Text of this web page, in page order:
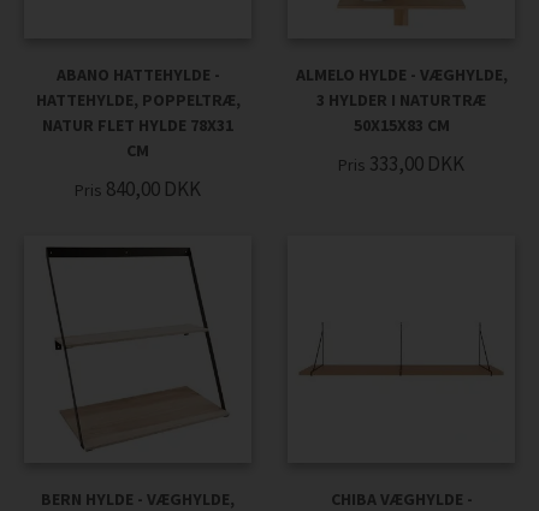
ABANO HATTEHYLDE -
HATTEHYLDE, POPPELTRÆ,
NATUR FLET HYLDE 78X31
CM
Pris 840,00 DKK
ALMELO HYLDE - VÆGHYLDE,
3 HYLDER I NATURTRÆ
50X15X83 CM
Pris 333,00 DKK
BERN HYLDE - VÆGHYLDE,
CHIBA VÆGHYLDE -